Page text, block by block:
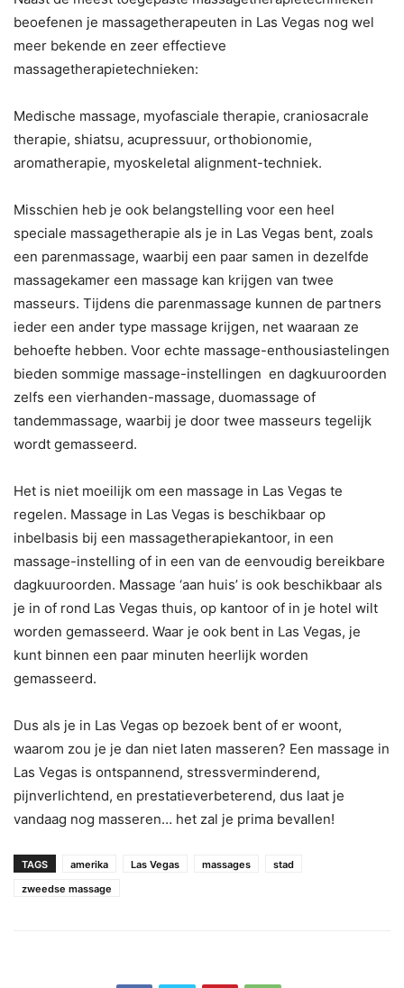
beoefenen je massagetherapeuten in Las Vegas nog wel
meer bekende en zeer effectieve
massagetherapietechnieken:
Medische massage, myofasciale therapie, craniosacrale
therapie, shiatsu, acupressuur, orthobionomie,
aromatherapie, myoskeletal alignment-techniek.
Misschien heb je ook belangstelling voor een heel
speciale massagetherapie als je in Las Vegas bent, zoals
een parenmassage, waarbij een paar samen in dezelfde
massagekamer een massage kan krijgen van twee
masseurs. Tijdens die parenmassage kunnen de partners
ieder een ander type massage krijgen, net waaraan ze
behoefte hebben. Voor echte massage-enthousiastelingen
bieden sommige massage-instellingen en dagkuuroorden
zelfs een vierhanden-massage, duomassage of
tandemmassage, waarbij je door twee masseurs tegelijk
wordt gemasseerd.
Het is niet moeilijk om een massage in Las Vegas te
regelen. Massage in Las Vegas is beschikbaar op
inbelbasis bij een massagetherapiekantoor, in een
massage-instelling of in een van de eenvoudig bereikbare
dagkuuroorden. Massage ‘aan huis’ is ook beschikbaar als
je in of rond Las Vegas thuis, op kantoor of in je hotel wilt
worden gemasseerd. Waar je ook bent in Las Vegas, je
kunt binnen een paar minuten heerlijk worden
gemasseerd.
Dus als je in Las Vegas op bezoek bent of er woont,
waarom zou je je dan niet laten masseren? Een massage in
Las Vegas is ontspannend, stressverminderend,
pijnverlichtend, en prestatieverbeterend, dus laat je
vandaag nog masseren… het zal je prima bevallen!
TAGS amerika Las Vegas massages
stad
zweedse massage